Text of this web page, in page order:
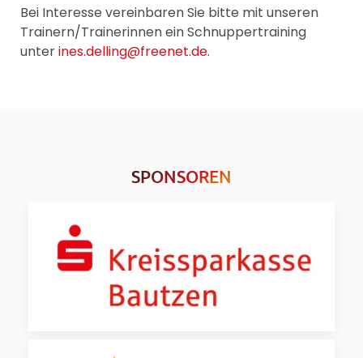
Bei Interesse vereinbaren Sie bitte mit unseren
Trainern/Trainerinnen ein Schnuppertraining
unterines.delling@freenet.de.
SPONSOREN